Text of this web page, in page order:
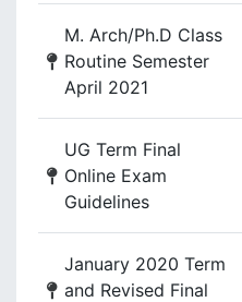
M. Arch/Ph.D Class
Routine Semester
April 2021
UG Term Final
Online Exam
Guidelines
January 2020 Term
and Revised Final